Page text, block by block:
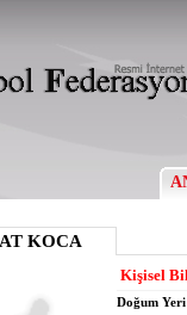
KOCA
Kişisel
Doğum Yeri